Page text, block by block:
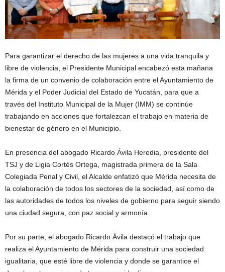
Para garantizar el derecho de las mujeres a una vida tranquila y
libre de violencia, el Presidente Municipal encabezó esta mañana
la firma de un convenio de colaboración entre el Ayuntamiento de
Mérida y el Poder Judicial del Estado de Yucatán, para que a
través del Instituto Municipal de la Mujer (IMM) se continúe
trabajando en acciones que fortalezcan el trabajo en materia de
bienestar de género en el Municipio.
En presencia del abogado Ricardo Ávila Heredia, presidente del
TSJ y de Ligia Cortés Ortega, magistrada primera de la Sala
Colegiada Penal y Civil, el Alcalde enfatizó que Mérida necesita de
la colaboración de todos los sectores de la sociedad, así como de
las autoridades de todos los niveles de gobierno para seguir siendo
una ciudad segura, con paz social y armonía.
Por su parte, el abogado Ricardo Ávila destacó el trabajo que
realiza el Ayuntamiento de Mérida para construir una sociedad
igualitaria, que esté libre de violencia y donde se garantice el